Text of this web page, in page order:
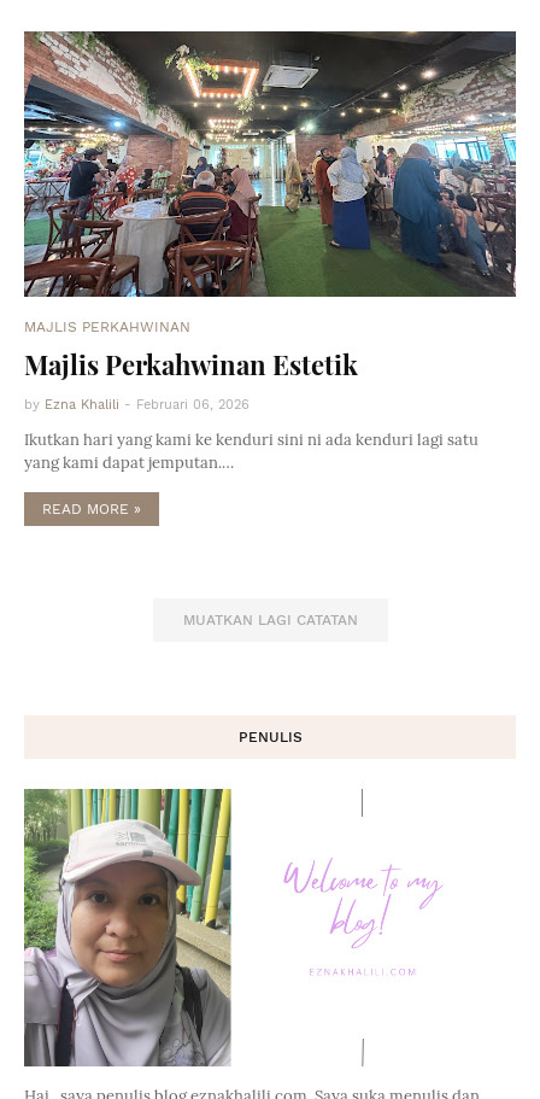
MAJLIS PERKAHWINAN
Majlis Perkahwinan Estetik
by Ezna Khalili - Februari 06, 2026
Ikutkan hari yang kami ke kenduri sini ni ada kenduri lagi satu
yang kami dapat jemputan.…
READ MORE »
MUATKAN LAGI CATATAN
PENULIS